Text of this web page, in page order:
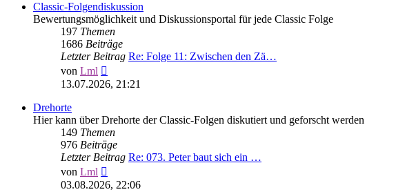
Classic-Folgendiskussion
Bewertungsmöglichkeit und Diskussionsportal für jede Classic Folge
197 Themen
1686 Beiträge
Letzter Beitrag Re: Folge 11: Zwischen den Zä…
von Lml
Beitrag
13.07.2026, 21:21
Drehorte
Hier kann über Drehorte der Classic-Folgen diskutiert und geforscht werden
149 Themen
976 Beiträge
Letzter Beitrag Re: 073. Peter baut sich ein …
von Lml
Beitrag
03.08.2026, 22:06